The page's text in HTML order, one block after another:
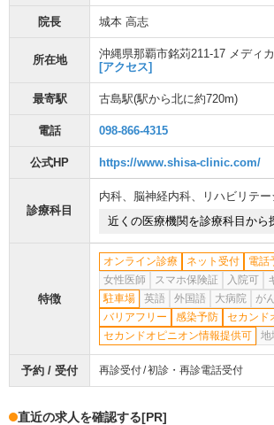
院長 城本 高志
所在地
沖縄県那覇市銘苅211-17 メディ
[アクセス]
最寄駅 古島駅(駅から北に約720m)
電話 098-866-4315
公式HP https://www.shisa-clinic.com/
診療科目
内科、 脳神経内科、
リハビリテ
近くの医療機関を診療科目から
特徴
オンライン診療 ネット受付 電話
女性医師
スマホ保険証 入院可
駐車場
英語 外国語 大病院 が
バリアフリー
感染予防
セカンド
セカンドオピニオン情報提供可
地
予約 / 受付 再診受付 初診・再診電話受付
直近の求人を確認する[PR]